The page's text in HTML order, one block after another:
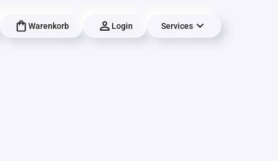
Warenkorb Login Services